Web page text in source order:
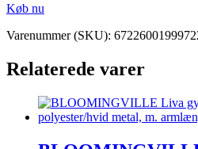
Køb nu
Varenummer (SKU):
Relaterede varer